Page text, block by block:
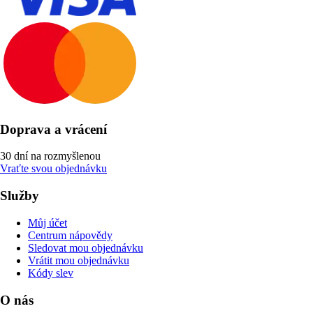
Doprava a vrácení
30 dní na rozmyšlenou
Vraťte svou objednávku
Služby
Můj účet
Centrum nápovědy
Sledovat mou objednávku
Vrátit mou objednávku
Kódy slev
O nás